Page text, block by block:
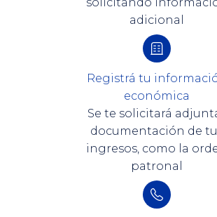
solicitando
adicional
Registrá tu
económica
Se te solicitará
documentación de
ingresos, como la
patronal